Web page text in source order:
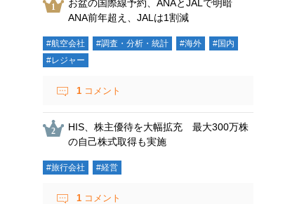
お盆の国際線予約、ANAとJALで明暗
ANA前年超え、JALは1割減
#航空会社 #調査・分析・統計 #海外
#国内
#レジャー
1 コメント
HIS、株主優待を大幅拡充 最大300万株
の自己株式取得も実施
#旅行会社 #経営
1 コメント